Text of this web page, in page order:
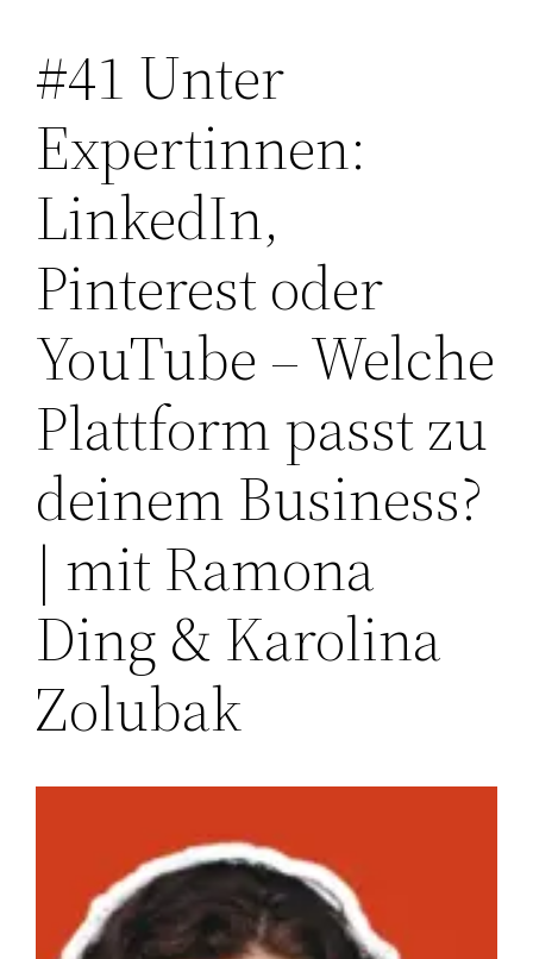
Zum
Inhalt
springen
#41 Unter
Expertinnen:
LinkedIn,
Pinterest oder
YouTube – Welche
Plattform passt zu
deinem Business?
| mit Ramona
Ding & Karolina
Zolubak